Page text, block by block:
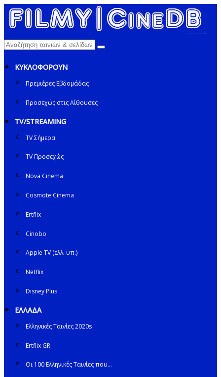
ΚΥΚΛΟΦΟΡΟΥΝ
Πρεμιέρες Εβδομάδας
Προσεχώς στις Αίθουσες
TV/STREAMING
TV Σήμερα
TV Προσεχώς
Nova Cinema
Cosmote Cinema
Ertflix
Cinobo
Apple TV (ελλ. υπ.)
Netflix
Disney Plus
ΕΛΛΑΔΑ
Ελληνικές Ταινίες 2020s
Ertflix GR
Οι 100 Ελληνικές Ταινίες που…